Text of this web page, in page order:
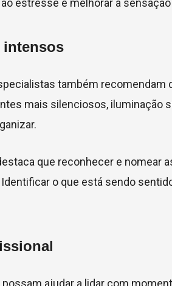
estresse e melhorar a
intensos
também
mais silenciosos, iluminação
que reconhecer e nomear
o que está sendo
ajudar a lidar com